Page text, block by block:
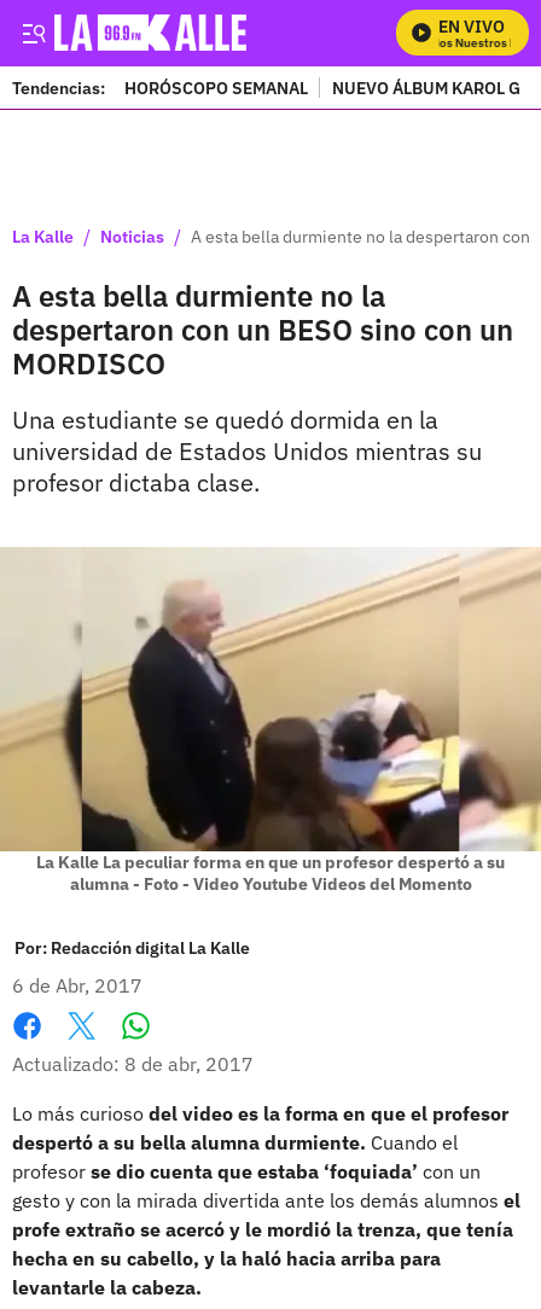
EN VIVO
Mira Todos Nuestros
Tendencias: HORÓSCOPO SEMANAL NUEVO ÁLBUM KAROL G
La Kalle / Noticias / A esta bella durmiente no la despertaron con
A esta bella durmiente no la
despertaron con un BESO sino con un
MORDISCO
Una estudiante se quedó dormida en la
universidad de Estados Unidos mientras su
profesor dictaba clase.
La Kalle La peculiar forma en que un profesor despertó a su
alumna - Foto - Video Youtube Videos del Momento
Por: Redacción digital La Kalle
6 de Abr, 2017
Facebook
X
Actualizado: 8 de abr, 2017
Lo más curioso del video es la forma en que el profesor
despertó a su bella alumna durmiente. Cuando el
profesor se dio cuenta que estaba ‘foquiada’ con un
gesto y con la mirada divertida ante los demás alumnos el
profe extraño se acercó y le mordió la trenza, que tenía
hecha en su cabello, y la haló hacia arriba para
levantarle la cabeza.